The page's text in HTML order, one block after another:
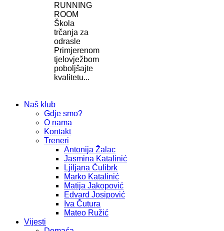
RUNNING
ROOM
Škola
trčanja za
odrasle
Primjerenom
tjelovježbom
poboljšajte
kvalitetu...
Naš klub
Gdje smo?
O nama
Kontakt
Treneri
Antonija Žalac
Jasmina Katalinić
Ljiljana Ćulibrk
Marko Katalinić
Matija Jakopović
Edvard Josipović
Iva Čutura
Mateo Ružić
Vijesti